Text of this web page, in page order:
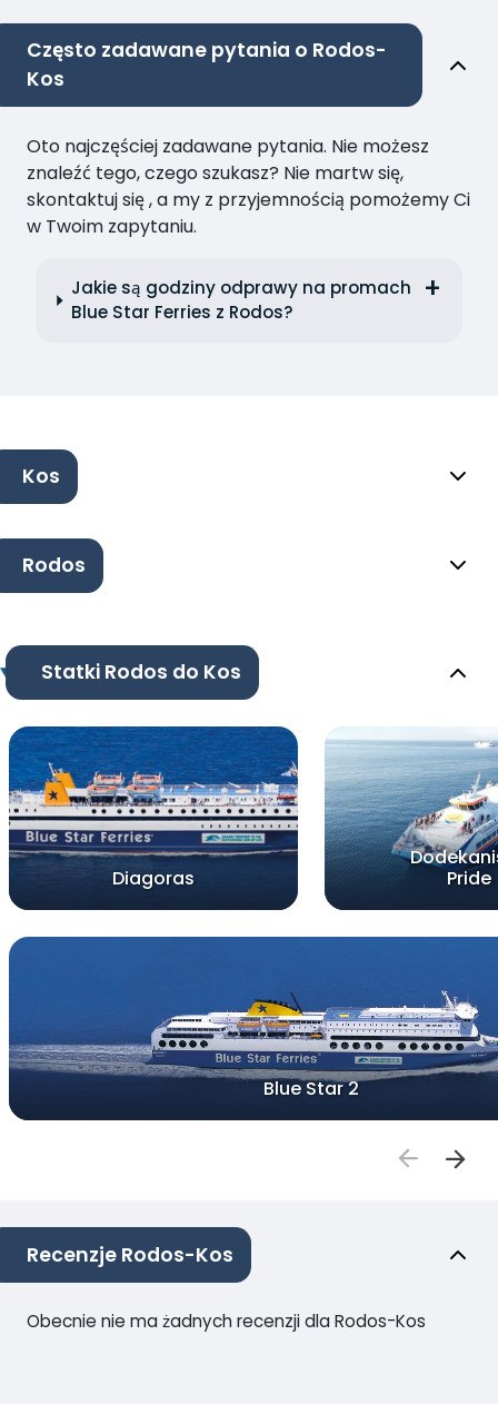
Często zadawane pytania o Rodos-
Kos
Oto najczęściej zadawane pytania. Nie możesz
znaleźć tego, czego szukasz? Nie martw się,
skontaktuj się , a my z przyjemnością pomożemy Ci
w Twoim zapytaniu.
Jakie są godziny odprawy na promach
Blue Star Ferries z Rodos?
Kos
Rodos
Statki Rodos do Kos
Diagoras
Pride
Blue Star 2
Recenzje Rodos-Kos
Obecnie nie ma żadnych recenzji dla Rodos-Kos